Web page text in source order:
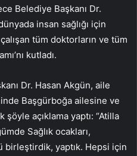
Belediye Başkanı Dr.
insan sağlığı için
tüm doktorların ve tüm
kutladı.
Dr. Hasan Akgün, aile
Başgürboğa ailesine ve
açıklama yaptı: “Atilla
Sağlık ocakları,
birleştirdik, yaptık. Hepsi için